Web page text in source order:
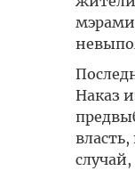
мэрами
Наказ